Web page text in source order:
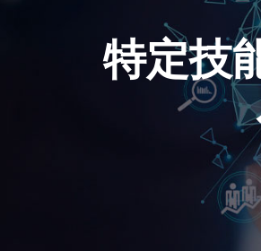
特定技